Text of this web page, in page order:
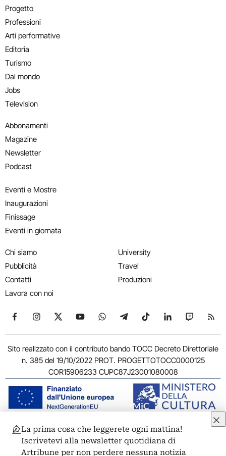
Progetto
Professioni
Arti performative
Editoria
Turismo
Dal mondo
Jobs
Television
Abbonamenti
Magazine
Newsletter
Podcast
Eventi e Mostre
Inaugurazioni
Finissage
Eventi in giornata
Chi siamo
Pubblicità
Contatti
Lavora con noi
University
Travel
Produzioni
Seguici su Facebook
Seguici su Instagram
Seguici su X
Seguici su YouTube
Seguici su WhatsApp
Seguici su Telegram
Seguici su TikTok
Seguici su
Seguici
Sito realizzato con il contributo bando TOCC Decreto Direttoriale
n. 385 del 19/10/2022 PROT. PROGETTOTOCC0000125
COR15906233 CUPC87J23001080008
© 2011-2026 ARTRIBUNE srl – Corso Vittorio Emanuele II, 287 –
00186 Roma - P.I. 11381581005
La prima cosa che leggerete ogni mattina!
Iscrivetevi alla newsletter quotidiana di
Artribune per non perdere nessuna notizia